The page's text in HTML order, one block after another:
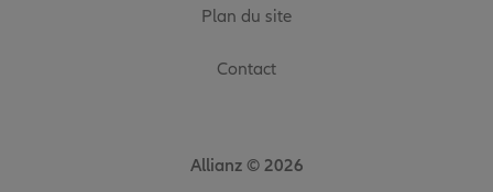
Plan du site
Contact
Allianz © 2026